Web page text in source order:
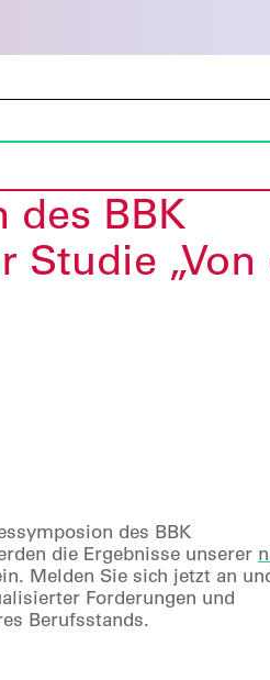
des BBK
Studie „Von
des BBK
die Ergebnisse unserer
Melden Sie sich jetzt an
Forderungen und
Berufsstands.